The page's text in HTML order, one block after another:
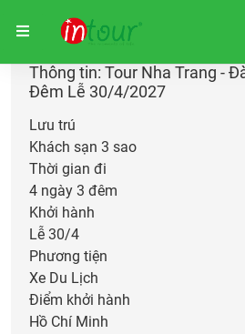
Trang chủ Giữ chỗ
Thông tin: Tour Nha Trang -
Đêm Lễ 30/4/2027
Lưu trú
Khách sạn 3 sao
Thời gian đi
4 ngày 3 đêm
Khởi hành
Lễ 30/4
Phương tiện
Xe Du Lịch
Điểm khởi hành
Hồ Chí Minh